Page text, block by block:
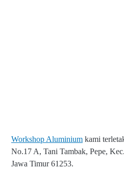
Workshop Aluminium kami
No.17 A, Tani Tambak, Pepe,
Jawa Timur 61253.